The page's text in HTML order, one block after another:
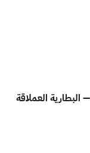
كل ما تريد معرفته عن هاتف OnePlus 15 — البطارية العملاقة